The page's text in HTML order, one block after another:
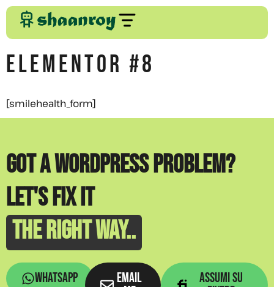
Elementor #8
[smilehealth_form]
GOT A WORDPRESS PROBLEM?
LET'S FIX IT
THE RIGHT WAY..
whatsapp
email
assumi su